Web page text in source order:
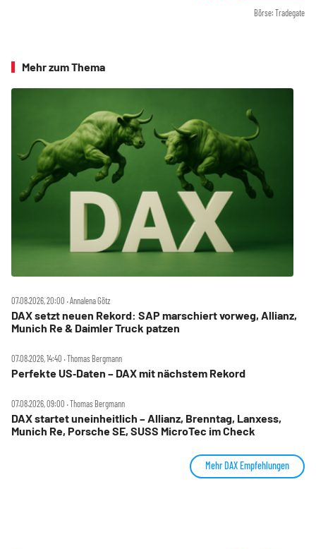
Börse: Tradegate
Mehr zum Thema
07.08.2026, 20:00 ‧ Annalena Götz
DAX setzt neuen Rekord: SAP marschiert vorweg, Allianz,
Munich Re & Daimler Truck patzen
07.08.2026, 14:40 ‧ Thomas Bergmann
Perfekte US‑Daten – DAX mit nächstem Rekord
07.08.2026, 09:00 ‧ Thomas Bergmann
DAX startet uneinheitlich – Allianz, Brenntag, Lanxess,
Munich Re, Porsche SE, SUSS MicroTec im Check
Mehr DAX Empfehlungen